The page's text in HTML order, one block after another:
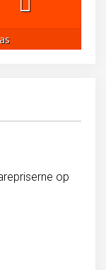
op